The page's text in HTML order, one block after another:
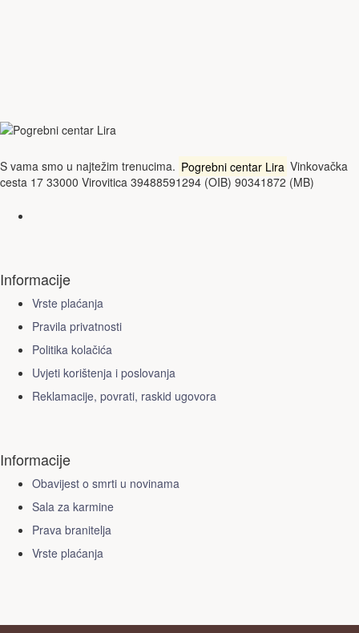
S vama smo u najtežim trenucima. Pogrebni centar Lira Vinkovačka
cesta 17 33000 Virovitica 39488591294 (OIB) 90341872 (MB)
Informacije
Vrste plaćanja
Pravila privatnosti
Politika kolačića
Uvjeti korištenja i poslovanja
Reklamacije, povrati, raskid ugovora
Informacije
Obavijest o smrti u novinama
Sala za karmine
Prava branitelja
Vrste plaćanja